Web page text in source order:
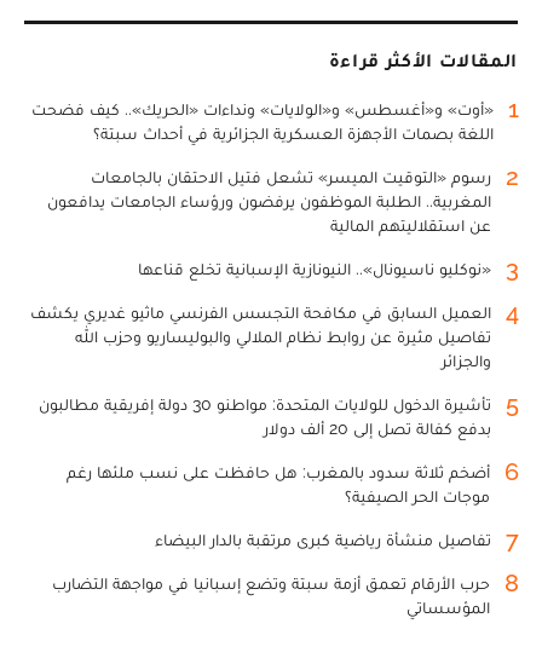
المقالات الأكثر قراءة
1
«أوت» و«أغسطس» و«الولايات» ونداءات «الحريك».. كيف فضحت
اللغة بصمات الأجهزة العسكرية الجزائرية في أحداث سبتة؟
2
رسوم «التوقيت الميسر» تشعل فتيل الاحتقان بالجامعات
المغربية.. الطلبة الموظفون يرفضون ورؤساء الجامعات يدافعون
عن استقلاليتهم المالية
3 «نوكليو ناسيونال».. النيونازية الإسبانية تخلع قناعها
4
العميل السابق في مكافحة التجسس الفرنسي ماثيو غديري يكشف
تفاصيل مثيرة عن روابط نظام الملالي والبوليساريو وحزب الله
والجزائر
5
تأشيرة الدخول للولايات المتحدة: مواطنو 30 دولة إفريقية مطالبون
بدفع كفالة تصل إلى 20 ألف دولار
6
أضخم ثلاثة سدود بالمغرب: هل حافظت على نسب ملئها رغم
موجات الحر الصيفية؟
7 تفاصيل منشأة رياضية كبرى مرتقبة بالدار البيضاء
8
حرب الأرقام تعمق أزمة سبتة وتضع إسبانيا في مواجهة التضارب
المؤسساتي